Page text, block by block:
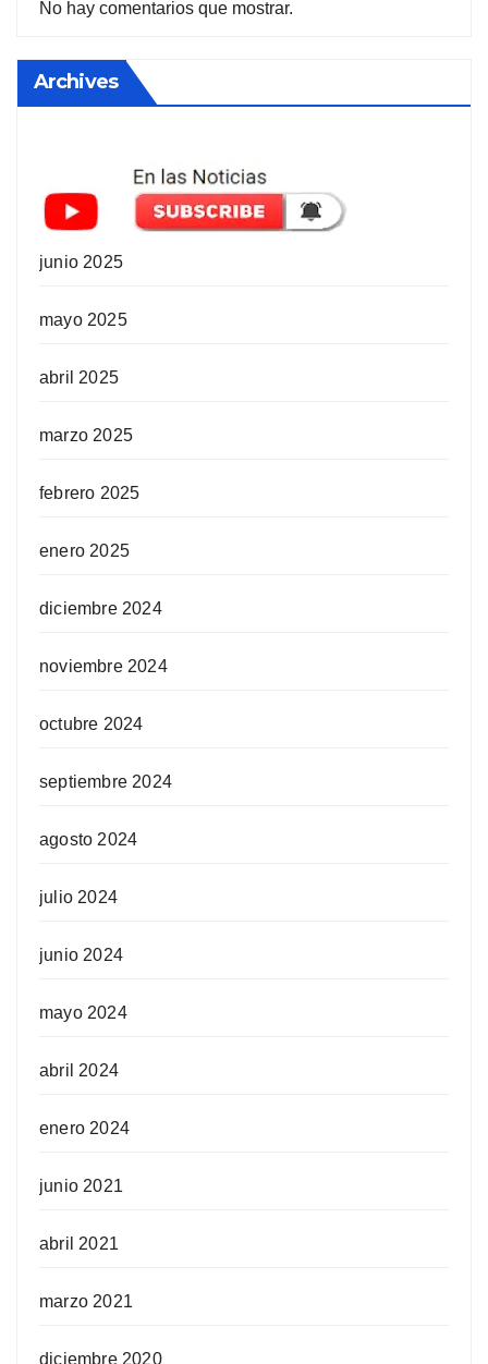
No hay comentarios que mostrar.
Archives
junio 2025
mayo 2025
abril 2025
marzo 2025
febrero 2025
enero 2025
diciembre 2024
noviembre 2024
octubre 2024
septiembre 2024
agosto 2024
julio 2024
junio 2024
mayo 2024
abril 2024
enero 2024
junio 2021
abril 2021
marzo 2021
diciembre 2020